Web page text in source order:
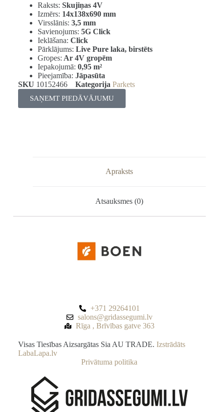
Raksts: Skujiņas 4V
Izmērs: 14x138x690 mm
Virsslānis: 3,5 mm
Savienojums: 5G Click
Ieklāšana: Click
Pārklājums: Live Pure laka, birstēts
Gropes: Ar 4V gropēm
Iepakojumā: 0,95 m²
Pieejamība: Jāpasūta
SKU 10152466 Kategorija Parkets
SAŅEMT PIEDĀVĀJUMU
Apraksts
Atsauksmes (0)
+371 29264101
salons@gridassegumi.lv
Rīga , Brīvības gatve 363
Visas Tiesības Aizsargātas Sia AU TRADE. Izstrādāts
LabaLapa.lv
Privātuma politika